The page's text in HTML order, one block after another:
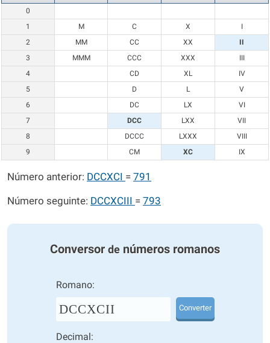
0
1
M C X
I
2
MM CC XX
II
3
MMM CCC XXX
III
4
CD XL
IV
5
D L
V
6
DC LX
VI
7
DCC LXX
VII
8
DCCC LXXX
VIII
9
CM XC IX
Número anterior: DCCXCI = 791
Número seguinte: DCCXCIII = 793
Conversor de números romanos
Romano:
DCCXCII Converter
Decimal: